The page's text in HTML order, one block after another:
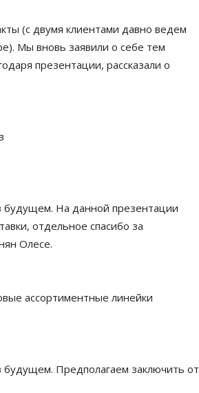
(с двумя клиентами давно ведем
Мы вновь заявили о себе тем
презентации, рассказали о
будущем. На данной презентации
отдельное спасибо за
Олесе.
ассортиментные линейки
Предполагаем заключить от